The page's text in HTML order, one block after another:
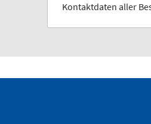
Kontaktdaten aller